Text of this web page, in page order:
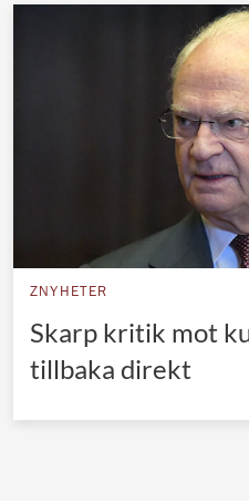
Belgiska
Jordanska
Japanska
ZNYHETER
Skarp kritik mot
tillbaka direkt